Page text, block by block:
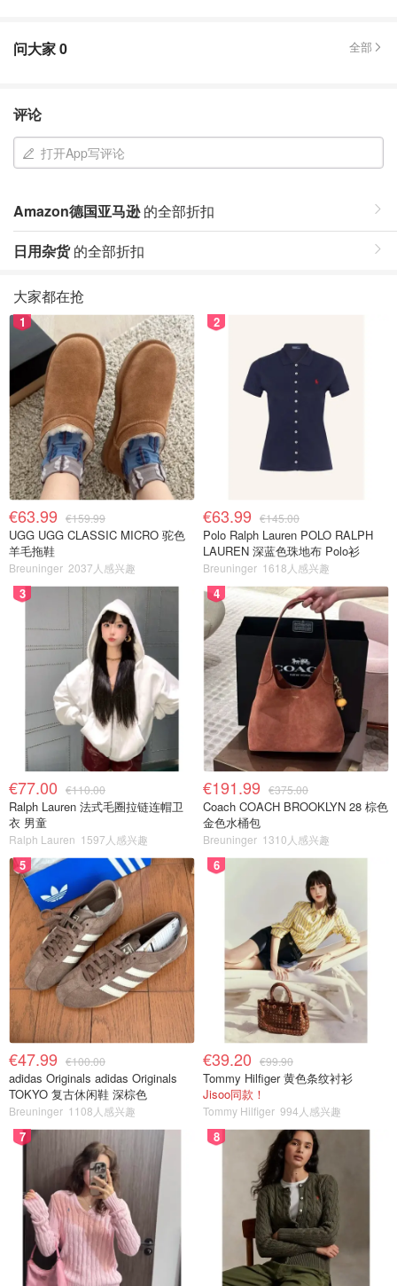
问大家0 全部
评论
打开App写评论
Amazon德国亚马逊的全部折扣
日用杂货的全部折扣
大家都在抢
1
€63.99 €159.99
UGG UGG CLASSIC MICRO 驼色
羊毛拖鞋
Breuninger 2037人感兴趣
2
€63.99 €145.00
Polo Ralph Lauren POLO RALPH
LAUREN 深蓝色珠地布 Polo衫
Breuninger 1618人感兴趣
3
€77.00 €110.00
Ralph Lauren 法式毛圈拉链连帽卫
衣 男童
Ralph Lauren 1597人感兴趣
4
€191.99 €375.00
Coach COACH BROOKLYN 28 棕色
金色水桶包
Breuninger 1310人感兴趣
5
€47.99 €100.00
adidas Originals adidas Originals
TOKYO 复古休闲鞋 深棕色
Breuninger 1108人感兴趣
6
€39.20 €99.90
Tommy Hilfiger 黄色条纹衬衫
Jisoo同款！
Tommy Hilfiger 994人感兴趣
7 8